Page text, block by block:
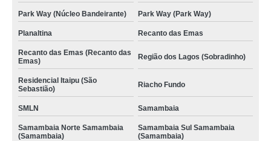
Park Way (Núcleo Bandeirante) Park Way (Park Way)
Planaltina Recanto das Emas
Recanto das Emas (Recanto das
Emas)
Região dos Lagos (Sobradinho)
Residencial Itaipu (São
Sebastião)
Riacho Fundo
SMLN Samambaia
Samambaia Norte Samambaia
(Samambaia)
Samambaia Sul Samambaia
(Samambaia)